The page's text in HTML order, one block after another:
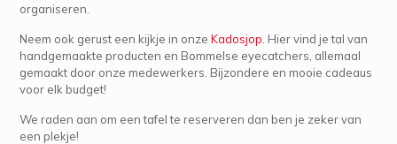
organiseren.
Neem ook gerust een kijkje in onze Kadosjop . Hier vind je tal van
handgemaakte producten en Bommelse eyecatchers, allemaal
gemaakt door onze medewerkers. Bijzondere en mooie cadeaus
voor elk budget!
We raden aan om een tafel te reserveren dan ben je zeker van
een plekje!